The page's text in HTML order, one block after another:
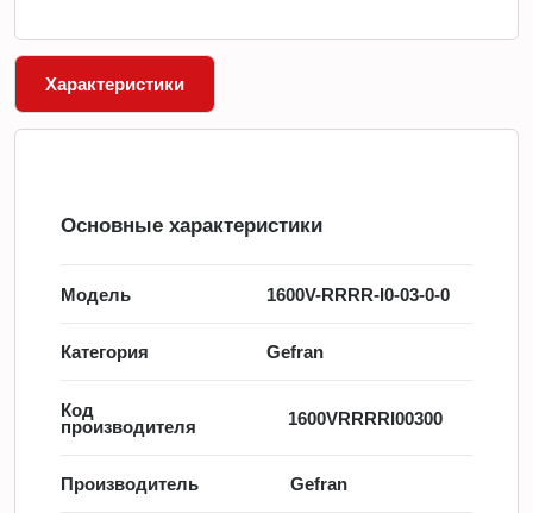
Характеристики
Основные характеристики
Модель 1600V-RRRR-I0-03-0-0
Категория Gefran
Код
производителя
1600VRRRRI00300
Производитель Gefran